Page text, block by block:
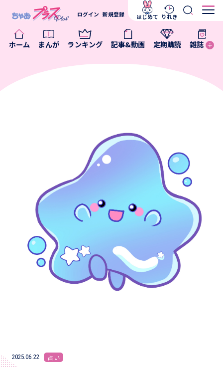
ホーム まんが ランキング 記事&動画 定期購読 雑誌
ログイン 新規登録 はじめて りれき
2025.06.22 占い